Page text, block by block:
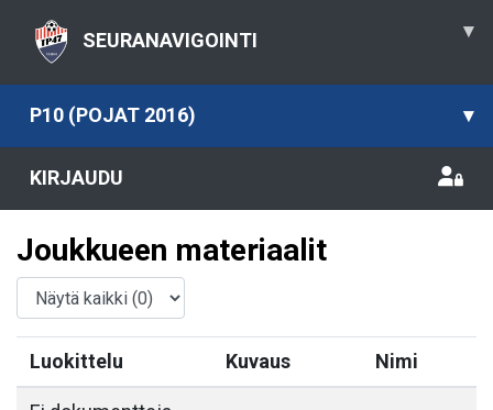
SEURANAVIGOINTI ▾
P10 (POJAT 2016) ▾
KIRJAUDU
Joukkueen materiaalit
Luokittelu Kuvaus Nimi